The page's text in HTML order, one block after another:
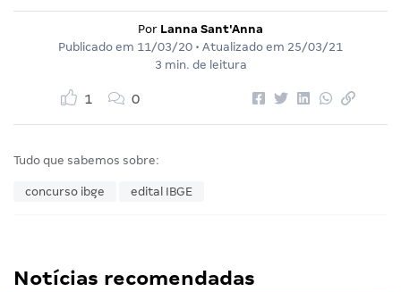
Por Lanna Sant'Anna
Publicado em 11/03/20 • Atualizado em 25/03/21
3 min. de leitura
1 0
Tudo que sabemos sobre:
concurso ibge edital IBGE
Notícias recomendadas